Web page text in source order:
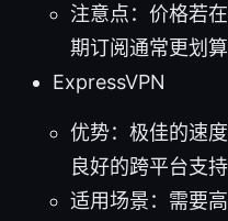
注意点：价格若
期订阅通常更划算
ExpressVPN
优势：极佳的速
良好的跨平台支持
适用场景：需要